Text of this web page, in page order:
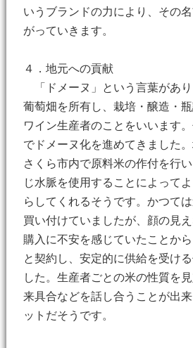
いうブランドの力により、その
がっていきます。
４．地元への貢献
「ドメーヌ」という言葉があ
葡萄畑を所有し、栽培・醸造・
ワイン生産者のことをいいます
でドメーヌ化を進めてきました
さくら市内で原料米の作付を行
じ水脈を使用することによって
らしてくれるそうです。かつて
買い付けていましたが、顔の見
購入に不安を感じていたことか
と契約し、安定的に供給を受け
した。生産者ごとの米の性質を
来具合などを話し合うことが出
ットだそうです。